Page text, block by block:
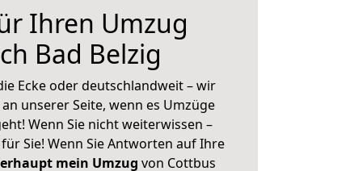
Ihren Umzug
Bad Belzig
Ecke oder deutschlandweit – wir
an unserer Seite, wenn es Umzüge
Wenn Sie nicht weiterwissen –
Sie! Wenn Sie Antworten auf Ihre
mein Umzug von Cottbus